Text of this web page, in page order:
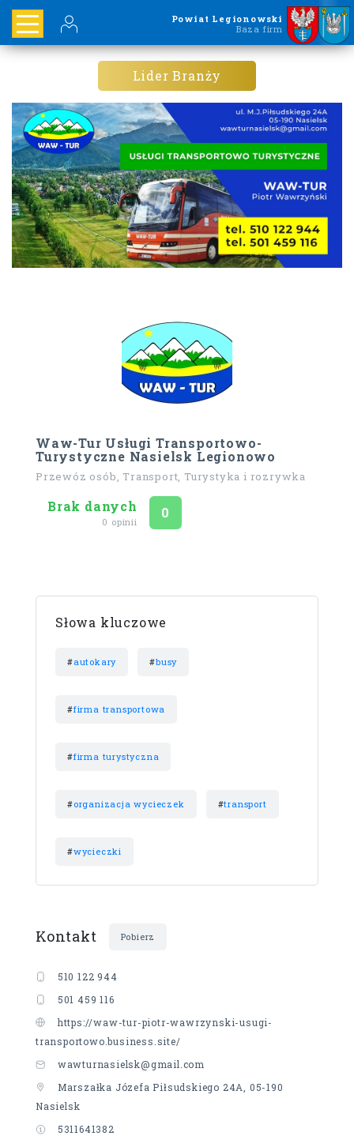
Powiat Legionowski
Baza firm
Lider Branży
Waw-Tur Usługi Transportowo-
Turystyczne Nasielsk Legionowo
Przewóz osób, Transport, Turystyka i rozrywka
Brak danych
0 opinii
Ocena
0
Słowa kluczowe
#autokary #busy
#firma transportowa
#firma turystyczna
#organizacja wycieczek #transport
#wycieczki
Kontakt Pobierz
510 122 944
501 459 116
https://waw-tur-piotr-wawrzynski-usugi-
transportowo.business.site/
wawturnasielsk@gmail.com
Marszałka Józefa Piłsudskiego 24A, 05-190
Nasielsk
5311641382